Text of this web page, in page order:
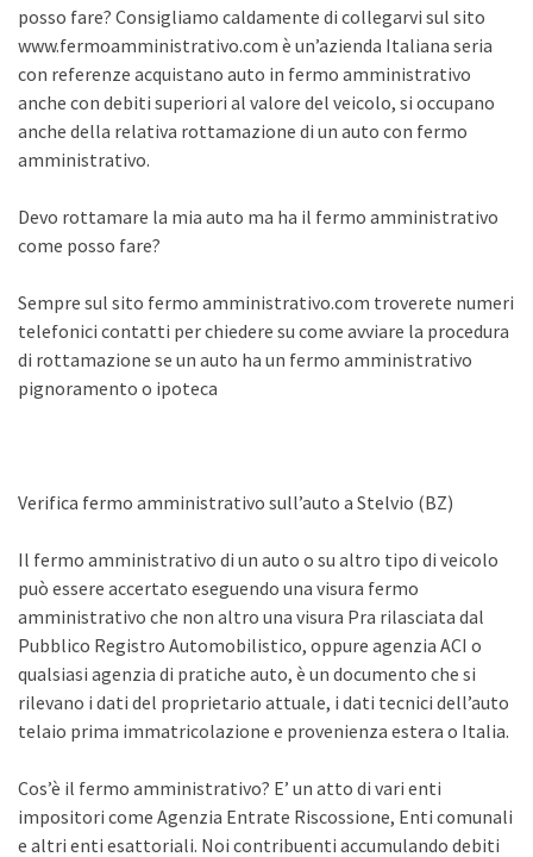
posso fare? Consigliamo caldamente di collegarvi sul sito
www.fermoamministrativo.com è un’azienda Italiana seria
con referenze acquistano auto in fermo amministrativo
anche con debiti superiori al valore del veicolo, si occupano
anche della relativa rottamazione di un auto con fermo
amministrativo.
Devo rottamare la mia auto ma ha il fermo amministrativo
come posso fare?
Sempre sul sito fermo amministrativo.com troverete numeri
telefonici contatti per chiedere su come avviare la procedura
di rottamazione se un auto ha un fermo amministrativo
pignoramento o ipoteca
Verifica fermo amministrativo sull’auto a Stelvio (BZ)
Il fermo amministrativo di un auto o su altro tipo di veicolo
può essere accertato eseguendo una visura fermo
amministrativo che non altro una visura Pra rilasciata dal
Pubblico Registro Automobilistico, oppure agenzia ACI o
qualsiasi agenzia di pratiche auto, è un documento che si
rilevano i dati del proprietario attuale, i dati tecnici dell’auto
telaio prima immatricolazione e provenienza estera o Italia.
Cos’è il fermo amministrativo? E’ un atto di vari enti
impositori come Agenzia Entrate Riscossione, Enti comunali
e altri enti esattoriali. Noi contribuenti accumulando debiti